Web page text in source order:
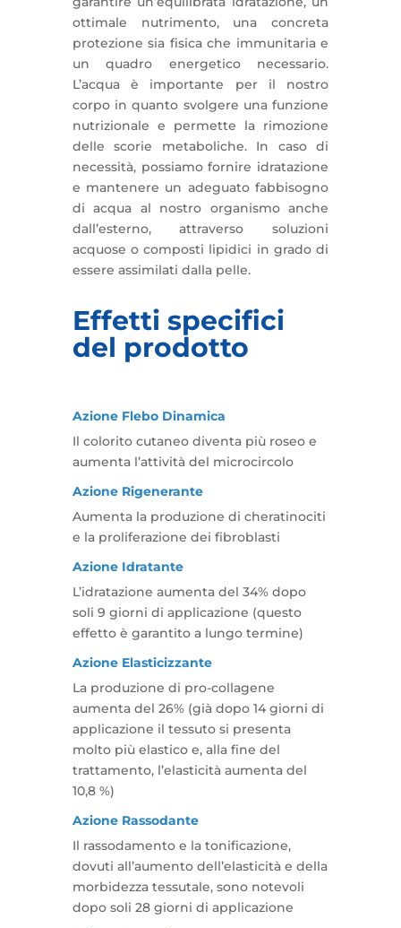
ottimale nutrimento, una concreta
protezione sia fisica che immunitaria e
un quadro energetico necessario.
L’acqua è importante per il nostro
corpo in quanto svolgere una funzione
nutrizionale e permette la rimozione
delle scorie metaboliche. In caso di
necessità, possiamo fornire idratazione
e mantenere un adeguato fabbisogno
di acqua al nostro organismo anche
dall’esterno, attraverso soluzioni
acquose o composti lipidici in grado di
essere assimilati dalla pelle.
Effetti specifici
del prodotto
Azione Flebo Dinamica
Il colorito cutaneo diventa più roseo e
aumenta l’attività del microcircolo
Azione Rigenerante
Aumenta la produzione di cheratinociti
e la proliferazione dei fibroblasti
Azione Idratante
L’idratazione aumenta del 34% dopo
soli 9 giorni di applicazione (questo
effetto è garantito a lungo termine)
Azione Elasticizzante
La produzione di pro-collagene
aumenta del 26% (già dopo 14 giorni di
applicazione il tessuto si presenta
molto più elastico e, alla fine del
trattamento, l’elasticità aumenta del
10,8 %)
Azione Rassodante
Il rassodamento e la tonificazione,
dovuti all’aumento dell’elasticità e della
morbidezza tessutale, sono notevoli
dopo soli 28 giorni di applicazione